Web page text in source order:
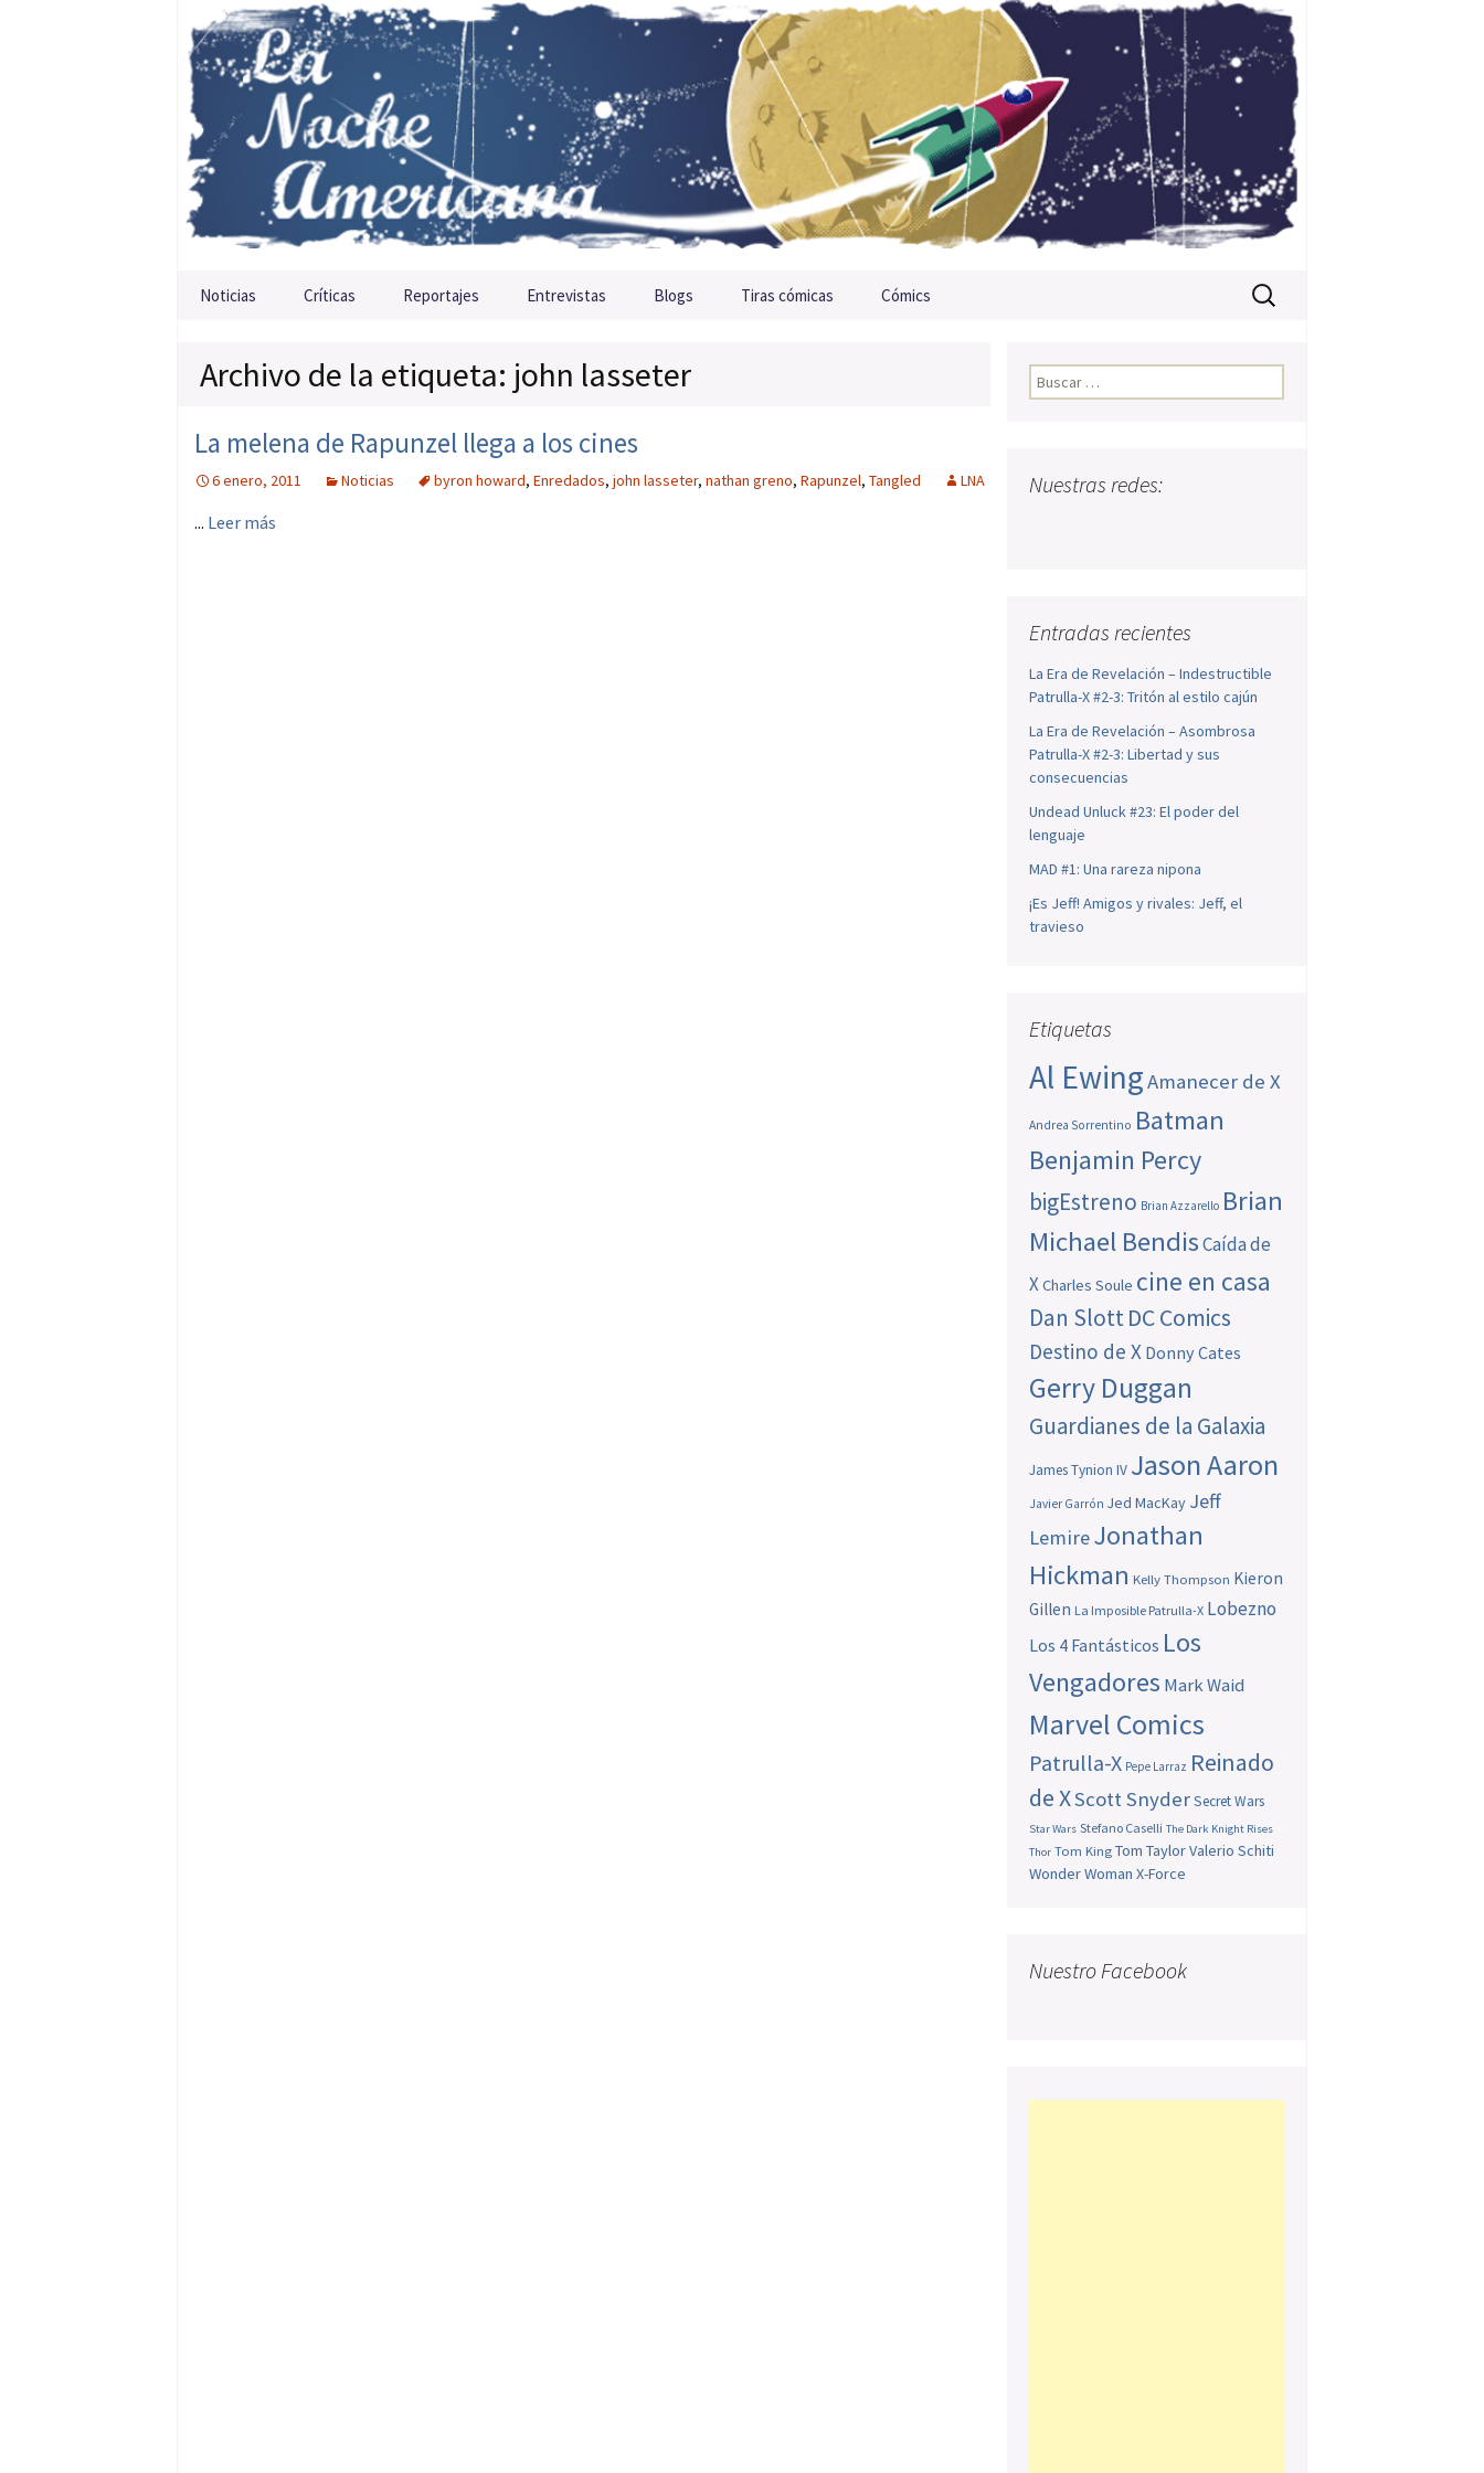
Saltar al contenido
Noticias Críticas Reportajes Entrevistas Blogs Tiras cómicas Cómics Buscar:
Archivo de la etiqueta: john lasseter
La melena de Rapunzel llega a los cines
6 enero, 2011 Noticias byron howard, Enredados, john lasseter, nathan greno, Rapunzel, Tangled LNA
... Leer más
Buscar:
Nuestras redes:
Entradas recientes
La Era de Revelación – Indestructible
Patrulla-X #2-3: Tritón al estilo cajún
La Era de Revelación – Asombrosa
Patrulla-X #2-3: Libertad y sus
consecuencias
Undead Unluck #23: El poder del
lenguaje
MAD #1: Una rareza nipona
¡Es Jeff! Amigos y rivales: Jeff, el
travieso
Etiquetas
Al EwingAmanecer de X
Andrea Sorrentino Batman
Benjamin Percy
bigEstreno Brian Azzarello Brian
Michael BendisCaída de
XCharles Soule cine en casa
Dan SlottDC Comics
Destino de X Donny Cates
Gerry Duggan
Guardianes de la Galaxia
James Tynion IV Jason Aaron
Javier Garrón Jed MacKay Jeff
LemireJonathan
Hickman Kelly Thompson Kieron
Gillen La Imposible Patrulla-X Lobezno
Los 4 Fantásticos Los
Vengadores Mark Waid
Marvel Comics
Patrulla-X Pepe Larraz Reinado
de XScott SnyderSecret Wars
Star Wars Stefano Caselli The Dark Knight Rises
Thor Tom King Tom TaylorValerio Schiti
Wonder Woman X-Force
Nuestro Facebook